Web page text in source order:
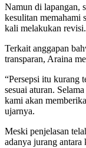
Namun di lapangan,
kesulitan memahami
kali melakukan revisi.
Terkait anggapan
transparan, Araina
“Persepsi itu kurang
sesuai aturan.
kami akan
ujarnya.
Meski penjelasan
adanya jurang antara